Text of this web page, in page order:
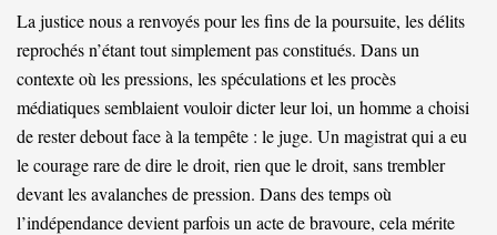
La justice nous a renvoyés pour les fins de la poursuite, les délits
reprochés n’étant tout simplement pas constitués. Dans un
contexte où les pressions, les spéculations et les procès
médiatiques semblaient vouloir dicter leur loi, un homme a choisi
de rester debout face à la tempête : le juge. Un magistrat qui a eu
le courage rare de dire le droit, rien que le droit, sans trembler
devant les avalanches de pression. Dans des temps où
l’indépendance devient parfois un acte de bravoure, cela mérite